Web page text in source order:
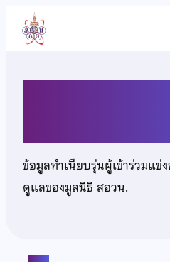
เนื้อหา
ข้อมูลทำเนียบรุ่นผู้เข้าร่วมแข่
ดูแลของมูลนิธิ สอวน.